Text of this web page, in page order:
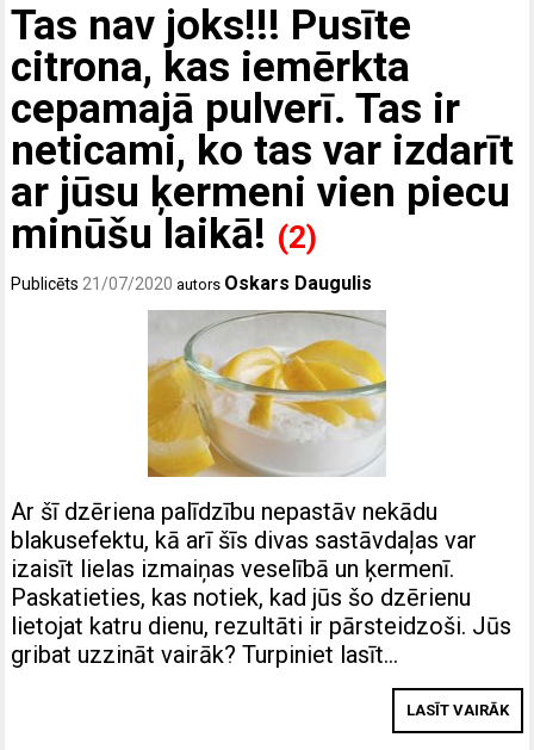
Tas nav joks!!! Pusīte
citrona, kas iemērkta
cepamajā pulverī. Tas ir
neticami, ko tas var izdarīt
ar jūsu ķermeni vien piecu
minūšu laikā! (2)
Publicēts 21/07/2020 autors Oskars Daugulis
Ar šī dzēriena palīdzību nepastāv nekādu
blakusefektu, kā arī šīs divas sastāvdaļas var
izaisīt lielas izmaiņas veselībā un ķermenī.
Paskatieties, kas notiek, kad jūs šo dzērienu
lietojat katru dienu, rezultāti ir pārsteidzoši. Jūs
gribat uzzināt vairāk? Turpiniet lasīt…
LASĪT VAIRĀK